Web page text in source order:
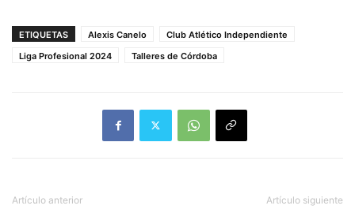
ETIQUETAS Alexis Canelo
Club Atlético Independiente
Liga Profesional 2024
Talleres de Córdoba
Artículo anterior Artículo siguiente